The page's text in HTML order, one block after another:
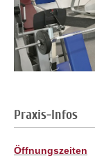
Praxis-Infos
Öffnungszeiten